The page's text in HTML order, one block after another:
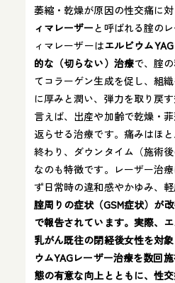
萎縮・乾燥が原因の性交痛に対
ィマレーザー と呼ばれる腟の
ィマレーザーはエルビウム
的な（切らない）治療で、腟
てコラーゲン生成を促し、組
に厚みと潤い、弾力を取り戻
言えば、出産や加齢で乾燥・
返らせる治療です。痛みはほ
終わり、ダウンタイム（施術
なのも特徴です。レーザー治
ず日常時の違和感やかゆみ、
腟周りの症状（GSM症状）が
で報告されています。実際、
乳がん既往の閉経後女性を対
ウムYAGレーザー治療を数回
態の有意な向上とともに、性